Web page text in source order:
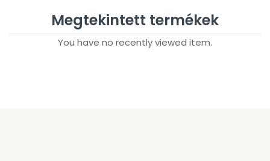
Megtekintett termékek
You have no recently viewed item.